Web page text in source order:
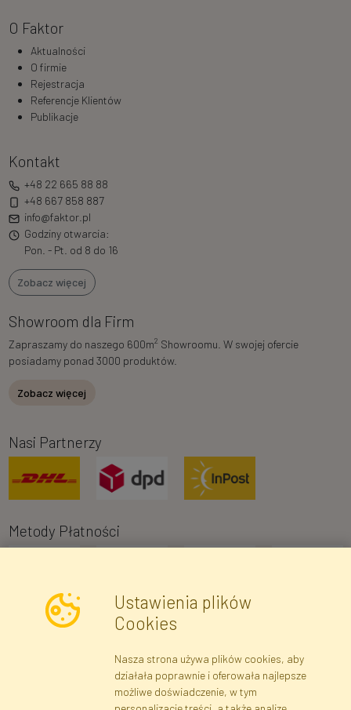
O Faktor
Aktualności
O firmie
Rejestracja
Referencje Klientów
Publikacje
Kontakt
+48 22 665 88 88
+48 667 858 887
info@faktor.pl
Godziny otwarcia:
Pon. - Pt. od 8 do 16
Zobacz więcej
Showroom dla Firm
Zapraszamy do naszego 600m2 Showroomu. W swojej ofercie
posiadamy ponad 3000 produktów.
Zobacz więcej
Nasi Partnerzy
Metody Płatności
Zapisz się
Ustawienia plików
Cookies
Nasza strona używa plików cookies, aby
działała poprawnie i oferowała najlepsze
możliwe doświadczenie, w tym